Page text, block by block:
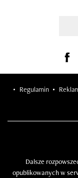
Visit
Regulamin
Dalsze
opublikowanych w